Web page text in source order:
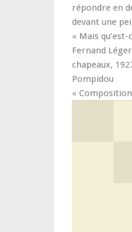
répondre en
devant une
« Mais qu’est-
Fernand
chapeaux,
Pompidou
«